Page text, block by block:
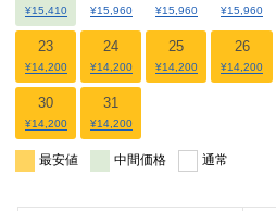
¥15,410 ¥15,960 ¥15,960 ¥15,960
23
¥14,200
24
¥14,200
25
¥14,200
26
¥14,200
30
¥14,200
31
¥14,200
最安値 中間価格 通常